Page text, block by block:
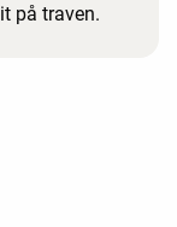
på traven.